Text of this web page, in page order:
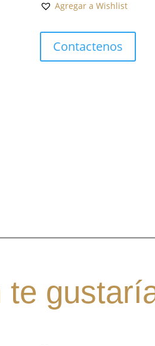
Palladium
Agregar a Wishlist
Contactenos
te